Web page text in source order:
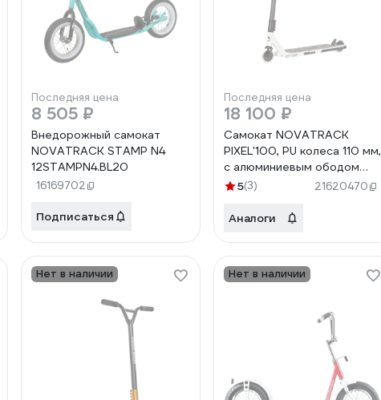
Последняя цена
8 505 ₽
Внедорожный самокат
NOVATRACK STAMP N4
12STAMPN4.BL20
16169702
Подписаться
Последняя цена
18 100 ₽
Самокат NOVATRACK
PIXEL'100, PU колеса 110 мм,
с алюминиевым ободом
110A.PIXELS4.BZ22
5(3) 21620470
Аналоги
Нет в наличии Нет в наличии